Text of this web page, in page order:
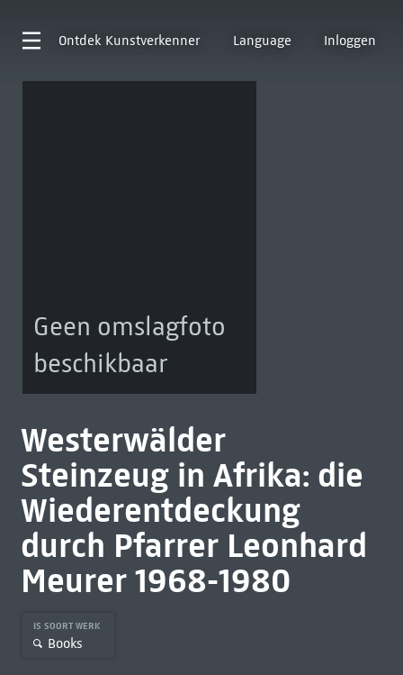
Ontdek Kunstverkenner Language Inloggen
Geen omslagfoto
beschikbaar
Westerwälder
Steinzeug in Afrika: die
Wiederentdeckung
durch Pfarrer Leonhard
Meurer 1968-1980
IS SOORT WERK
Books